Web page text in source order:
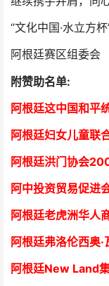
“文化中国·水立方
阿根廷赛区组委会
附赞助名单:
阿根廷这中国和平
阿根廷妇女儿童联
阿根廷洪门协会2
阿中投资贸易促进
阿根廷老虎洲华人
阿根廷弗洛伦西奥
阿根廷New Land